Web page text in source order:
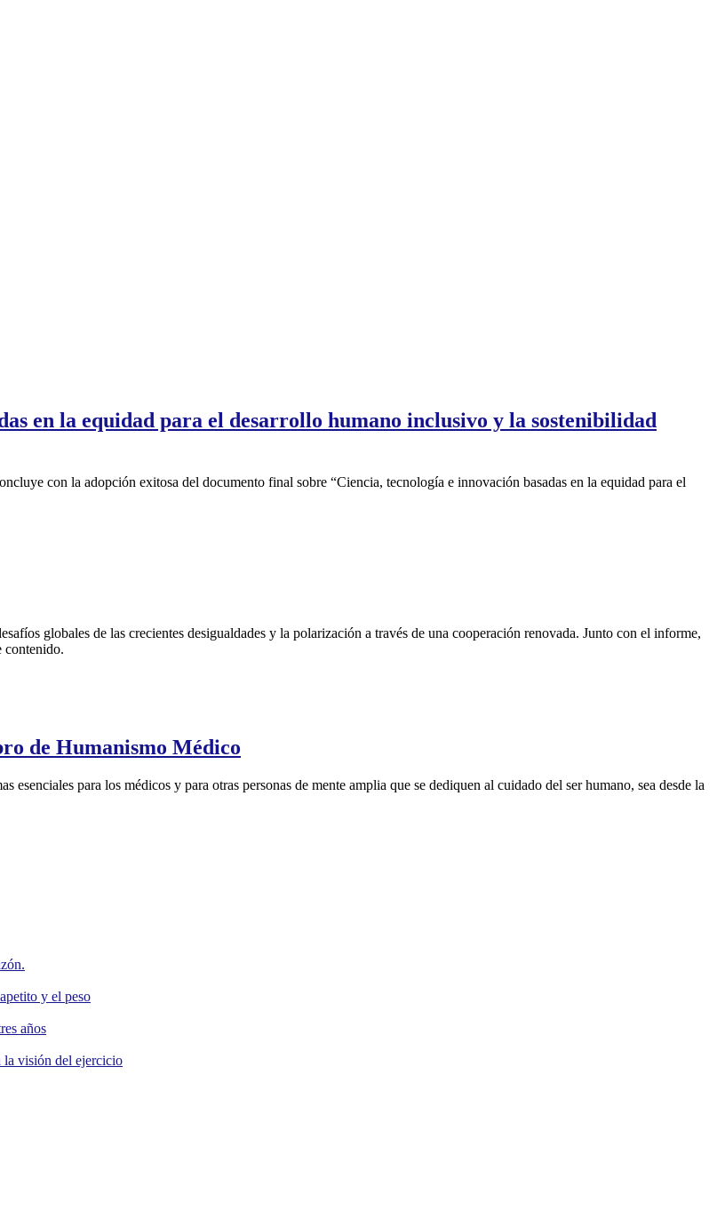
en la equidad para el desarrollo humano inclusivo y la sostenibilidad
con la adopción exitosa del documento final sobre “Ciencia, tecnología e innovación basadas en la equidad para el
globales de las crecientes desigualdades y la polarización a través de una cooperación renovada. Junto con el informe,
contenido.
de Humanismo Médico
para los médicos y para otras personas de mente amplia que se dediquen al cuidado del ser humano, sea desde la
y el peso
años
la visión del ejercicio